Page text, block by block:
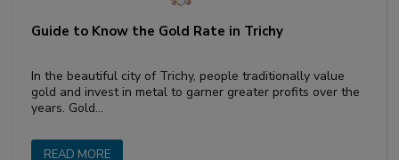
Guide to Know the Gold Rate in Trichy
In the beautiful city of Trichy, people traditionally value
gold and invest in metal to garner greater profits over the
years. Gold…
READ MORE